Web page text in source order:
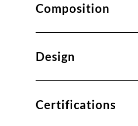
Composition
Design
Certifications